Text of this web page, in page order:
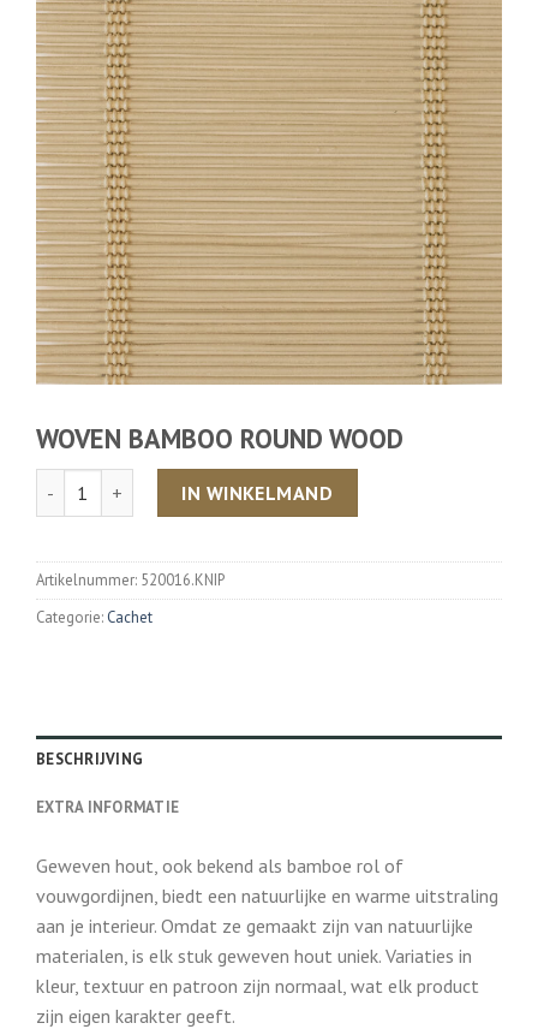
WOVEN BAMBOO ROUND WOOD
Aantal IN WINKELMAND
Artikelnummer: 520016.KNIP
Categorie: Cachet
BESCHRIJVING
EXTRA INFORMATIE
Geweven hout, ook bekend als bamboe rol of
vouwgordijnen, biedt een natuurlijke en warme uitstraling
aan je interieur. Omdat ze gemaakt zijn van natuurlijke
materialen, is elk stuk geweven hout uniek. Variaties in
kleur, textuur en patroon zijn normaal, wat elk product
zijn eigen karakter geeft.